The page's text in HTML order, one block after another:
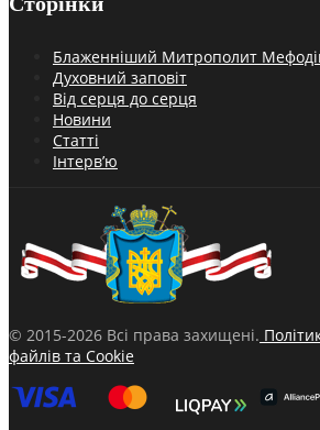
Блаженніший Митрополит
Духовний заповіт
Від серця до серця
Новини
Статті
Інтерв’ю
© 2015-2026 Всі права захищені.
файлів та Cookie